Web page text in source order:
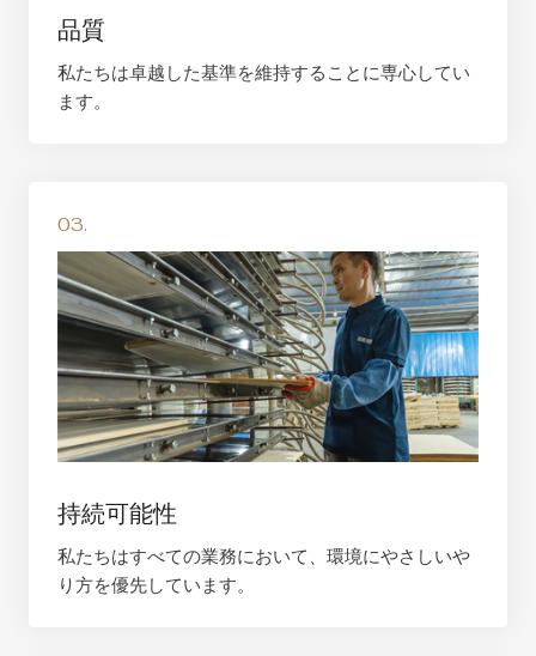
品質
私たちは卓越した基準を維持することに専心してい
ます。
03.
持続可能性
私たちはすべての業務において、環境にやさしいや
り方を優先しています。